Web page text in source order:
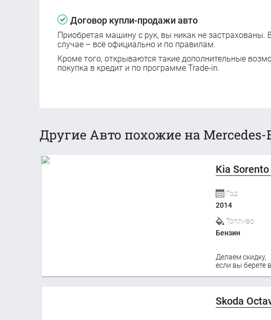
Договор купли-продажи авто
Приобретая машину с рук, вы никак не
случае – всё официально и по правилам.
Кроме того, открываются такие дополнительные
покупка в кредит и по программе Trade-in.
Другие Авто похожие на Mercedes-
Kia
Год
2014
Топливо
Бензин
Делаем скидку,
если вы берете
Skoda